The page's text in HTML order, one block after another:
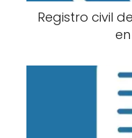
Registro civil